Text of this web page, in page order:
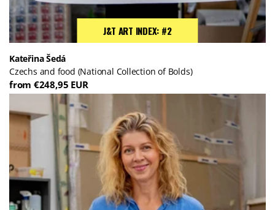
J&T ART INDEX: #2
Kateřina Šedá
Czechs and food (National Collection of Bolds)
from €248,95 EUR